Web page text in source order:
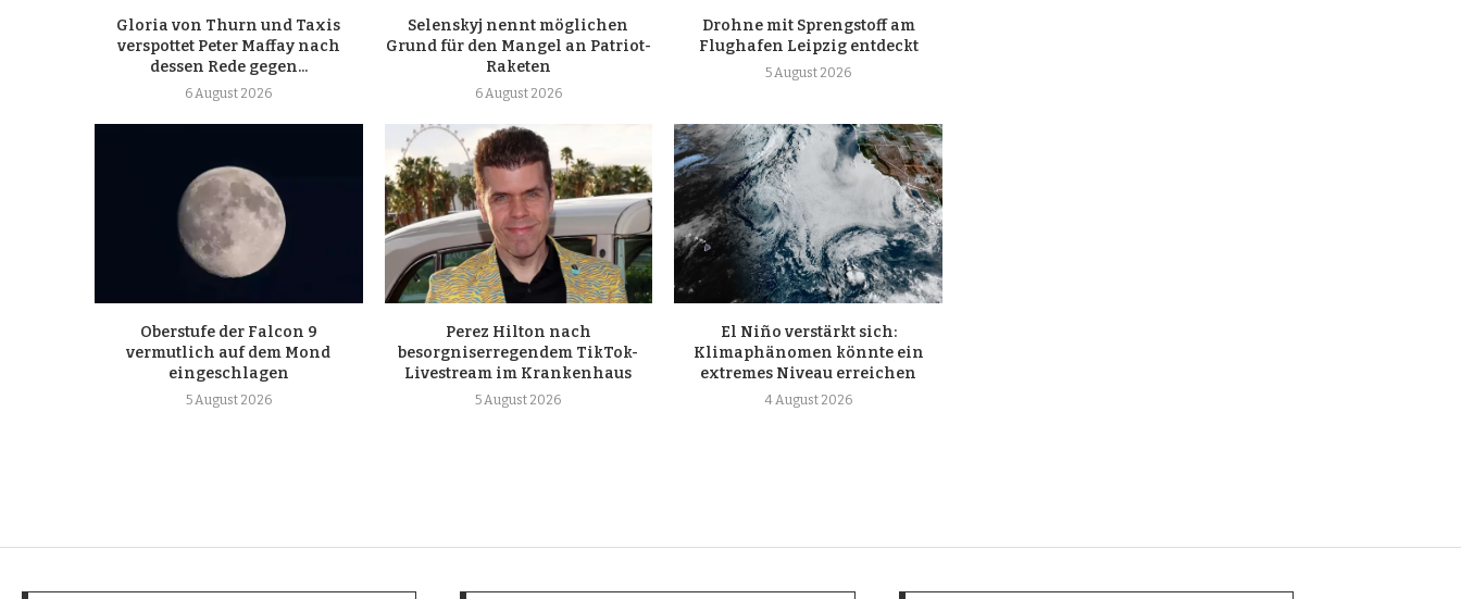
Gloria von Thurn und Taxis
verspottet Peter Maffay nach
dessen Rede gegen...
6 August 2026
Selenskyj nennt möglichen
Grund für den Mangel an Patriot-
Raketen
6 August 2026
Drohne mit Sprengstoff am
Flughafen Leipzig entdeckt
5 August 2026
Oberstufe der Falcon 9
vermutlich auf dem Mond
eingeschlagen
5 August 2026
Perez Hilton nach
besorgniserregendem TikTok-
Livestream im Krankenhaus
5 August 2026
El Niño verstärkt sich:
Klimaphänomen könnte ein
extremes Niveau erreichen
4 August 2026